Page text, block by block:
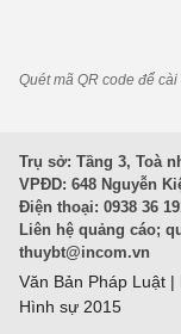
Quét mã QR code để cài
Trụ sở: Tầng 3, Toà
VPĐD: 648 Nguyễn
Điện thoại: 0938 36
Liên hệ quảng cáo;
thuybt@incom.vn
Văn Bản Pháp Luật |
Hình sự 2015